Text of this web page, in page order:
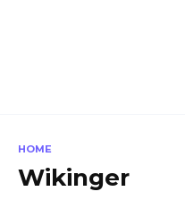
HOME
Wikinger